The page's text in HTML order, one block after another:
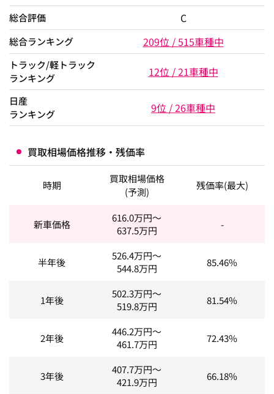
総合評価 C
総合ランキング 209位 / 515車種中
トラック/軽トラック
ランキング
12位 / 21車種中
日産
ランキング
9位 / 26車種中
買取相場価格推移・残価率
時期
買取相場価格
(予測)
残価率(最大)
新車価格 616.0万円～
637.5万円 -
半年後 526.4万円～
544.8万円 85.46%
1年後 502.3万円～
519.8万円 81.54%
2年後 446.2万円～
461.7万円 72.43%
3年後 407.7万円～
421.9万円 66.18%